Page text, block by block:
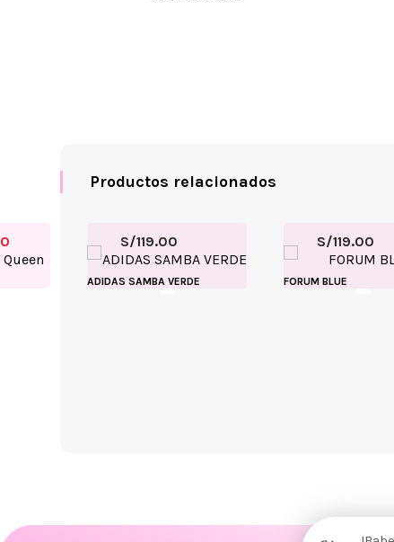
Productos relacionados
ADIDAS SAMBA VERDE
S/119.00
FORUM BLUE
S/119.00